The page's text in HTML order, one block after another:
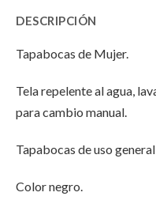
Negro"
on Negro"
Twitter
Negro"
on
DESCRIPCIÓN
Tapabocas de Mujer.
Tela repelente al agua,
para cambio manual.
Tapabocas de uso
Color negro.